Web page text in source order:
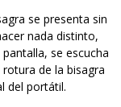
se presenta sin
nada distinto,
se escucha
de la bisagra
del portátil.